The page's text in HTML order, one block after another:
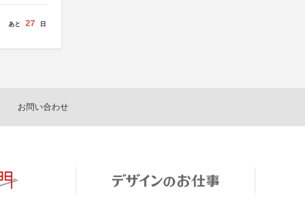
あと 27 日
お問い合わせ